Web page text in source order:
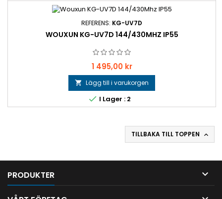
REFERENS: KG-UV7D
WOUXUN KG-UV7D 144/430MHZ IP55
Pris
1 495,00 kr
 Lägg till i varukorgen
 I Lager : 2
TILLBAKA TILL TOPPEN 
PRODUKTER 